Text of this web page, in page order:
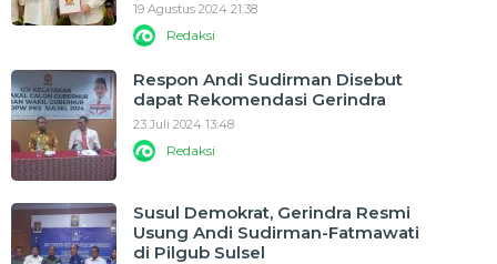
19 Agustus 2024 21:38
Redaksi
Respon Andi Sudirman Disebut
dapat Rekomendasi Gerindra
23 Juli 2024 13:48
Redaksi
Susul Demokrat, Gerindra Resmi
Usung Andi Sudirman-Fatmawati
di Pilgub Sulsel